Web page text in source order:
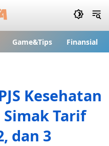
Game&Tips Finansial
Kesehatan
Simak Tarif
dan 3